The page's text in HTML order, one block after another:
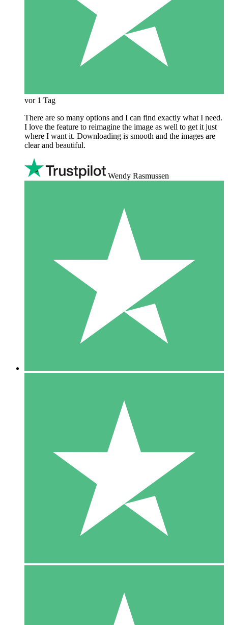
vor 1 Tag
There are so many options and I can find exactly what I need.
I love the feature to reimagine the image as well to get it just
where I want it. Downloading is smooth and the images are
clear and beautiful.
Wendy Rasmussen